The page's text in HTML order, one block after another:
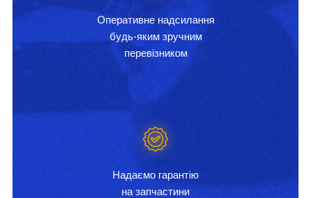
Оперативне надсилання
будь-яким зручним
перевізником
Надаємо гарантію
на запчастини